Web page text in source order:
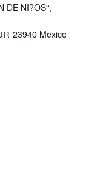
DE NI?OS“,
23940 Mexico